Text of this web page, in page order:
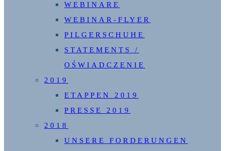
WEBINARE
WEBINAR-FLYER
PILGERSCHUHE
STATEMENTS /
OŚWIADCZENIE
2019
ETAPPEN 2019
PRESSE 2019
2018
UNSERE FORDERUNGEN